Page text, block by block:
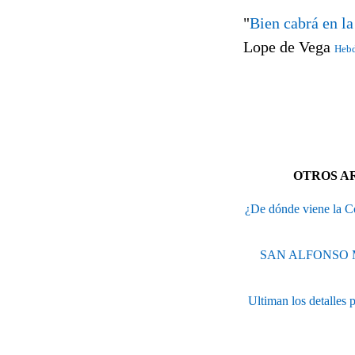
"Bien cabrá en
Lope de Vega
OTROS
¿De dónde viene la
SAN ALFONSO
Ultiman los detalles